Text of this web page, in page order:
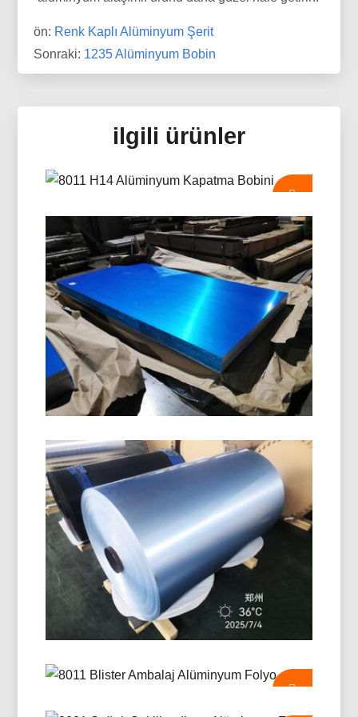
ön: Renk Kaplı Alüminyum Şerit
Sonraki: 1235 Alüminyum Bobin
ilgili ürünler
8011 H14 Alüminyum Kapatma
Bobini
8011 H14 Alüminyum Kapatma Bobini, şişe
kapakları üretimi için özel olarak tasarlanmıştır.,
ROPP kapakları, vidalı kapaklar, ve içecek
kapanışları. Mükemmel biçimlendirilebilirlik sunar,
korozyon direnci, ve üstün yüzey kalitesi.
Deniz Sınıfı 5086 H116
Alüminyum Levha
Denizcilik sınıfının nasıl olduğunu öğrenin 5086
H116 alüminyum plaka gövdelerde olağanüstü
performans sunar, güverte, ve kanıtlanmış bir güç
dengesine sahip offshore ekipmanları,
dayanıklılık, ve hafif tasarım.
PE Kaplı Alüminyum Folyo Rulo